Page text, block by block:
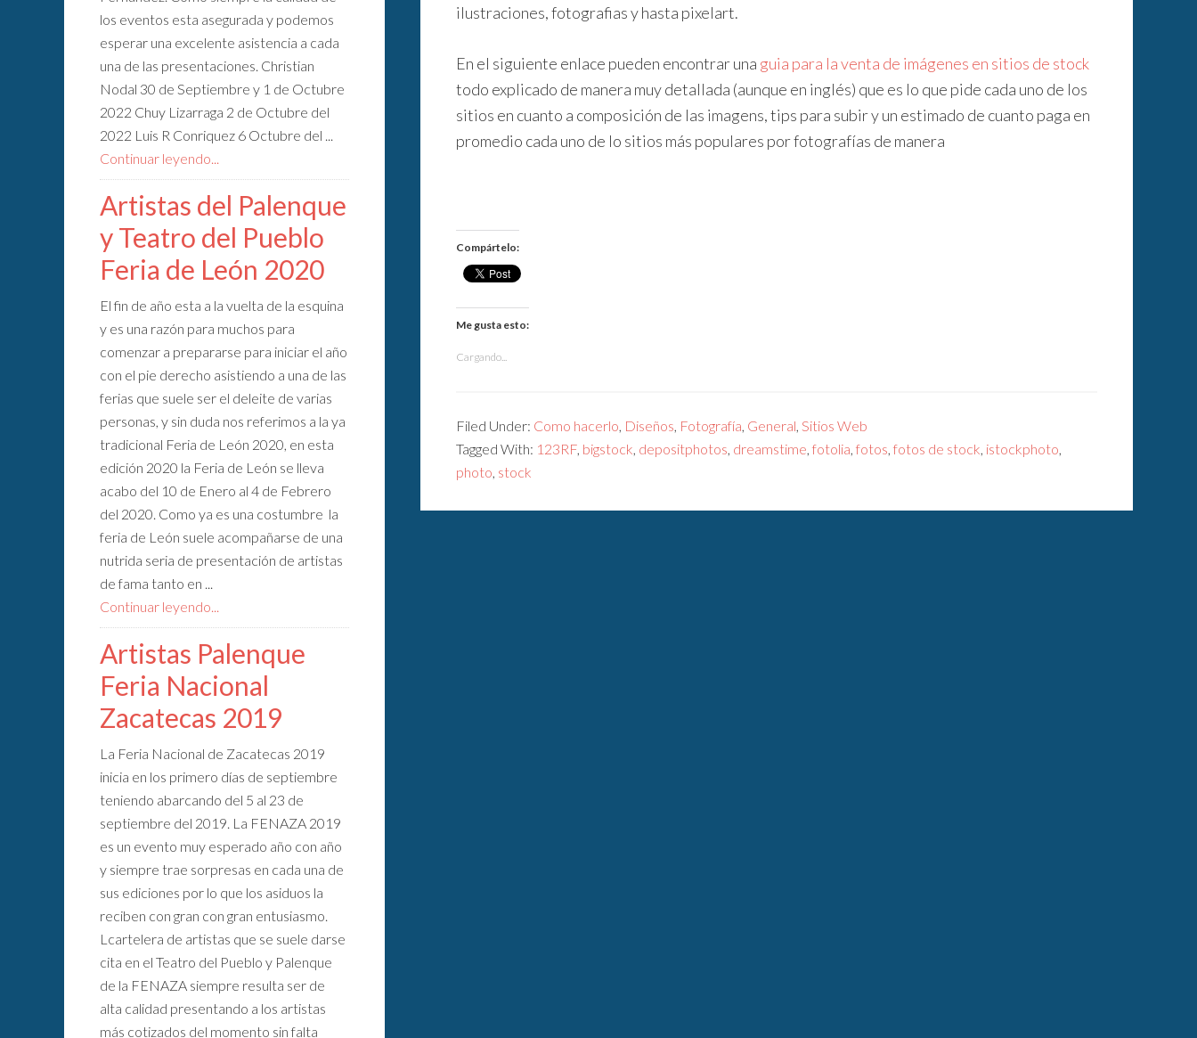
ilustraciones, fotografias y hasta pixelart.
En el siguiente enlace pueden encontrar una guia para la venta de imágenes en sitios de stock
todo explicado de manera muy detallada (aunque en inglés) que es lo que pide cada uno de los
sitios en cuanto a composición de las imagens, tips para subir y un estimado de cuanto paga en
promedio cada uno de lo sitios más populares por fotografías de manera
Compártelo:
Me gusta esto:
Cargando...
Filed Under: Como hacerlo, Diseños, Fotografía, General, Sitios Web
Tagged With: 123RF, bigstock, depositphotos, dreamstime, fotolia, fotos, fotos de stock, istockphoto,
photo, stock
los eventos esta asegurada y podemos
esperar una excelente asistencia a cada
una de las presentaciones. Christian
Nodal 30 de Septiembre y 1 de Octubre
2022 Chuy Lizarraga 2 de Octubre del
2022 Luis R Conriquez 6 Octubre del ...
Continuar leyendo...
Artistas del Palenque
y Teatro del Pueblo
Feria de León 2020
El fin de año esta a la vuelta de la esquina
y es una razón para muchos para
comenzar a prepararse para iniciar el año
con el pie derecho asistiendo a una de las
ferias que suele ser el deleite de varias
personas, y sin duda nos referimos a la ya
tradicional Feria de León 2020, en esta
edición 2020 la Feria de León se lleva
acabo del 10 de Enero al 4 de Febrero
del 2020. Como ya es una costumbre la
feria de León suele acompañarse de una
nutrida seria de presentación de artistas
de fama tanto en ...
Continuar leyendo...
Artistas Palenque
Feria Nacional
Zacatecas 2019
La Feria Nacional de Zacatecas 2019
inicia en los primero días de septiembre
teniendo abarcando del 5 al 23 de
septiembre del 2019. La FENAZA 2019
es un evento muy esperado año con año
y siempre trae sorpresas en cada una de
sus ediciones por lo que los asiduos la
reciben con gran con gran entusiasmo.
Lcartelera de artistas que se suele darse
cita en el Teatro del Pueblo y Palenque
de la FENAZA siempre resulta ser de
alta calidad presentando a los artistas
más cotizados del momento sin falta